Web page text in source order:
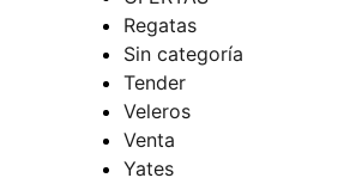
Regatas
Sin categoría
Tender
Veleros
Venta
Yates